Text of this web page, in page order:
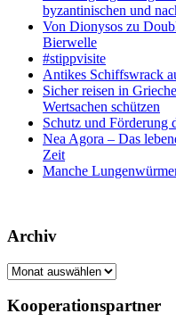
byzantinischen und
Von Dionysos zu
Bierwelle
#stippvisite
Antikes Schiffswrack
Sicher reisen in
Wertsachen schützen
Schutz und Förderung
Nea Agora – Das
Zeit
Manche
Archiv
Archiv
Kooperationspartner